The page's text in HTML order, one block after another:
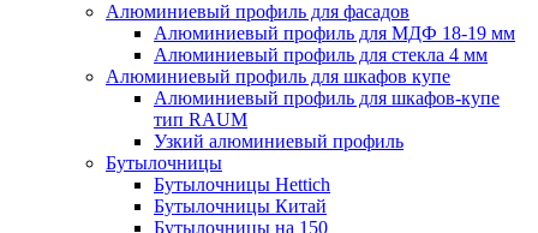
Алюминиевый профиль для фасадов
Алюминиевый профиль для МДФ 18-19 мм
Алюминиевый профиль для стекла 4 мм
Алюминиевый профиль для шкафов купе
Алюминиевый профиль для шкафов-купе
тип RAUM
Узкий алюминиевый профиль
Бутылочницы
Бутылочницы Hettich
Бутылочницы Китай
Бутылочницы на 150